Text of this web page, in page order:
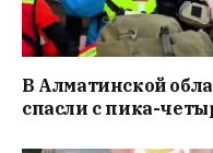
В Алматинской
спасли с пика-